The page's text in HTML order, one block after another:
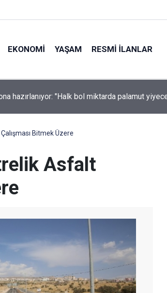
EKONOMI YAŞAM RESMI İLANLAR
hasat uyarısı!
Bitmek Üzere
Asfalt